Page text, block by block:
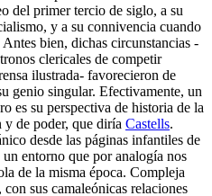
del primer tercio de siglo, a su
y a su connivencia cuando
bien, dichas circunstancias -
clericales de competir
ilustrada- favorecieron de
genio singular. Efectivamente, un
es su perspectiva de historia de la
de poder, que diría Castells.
desde las páginas infantiles de
un entorno que por analogía nos
de la misma época. Compleja
sus camaleónicas relaciones